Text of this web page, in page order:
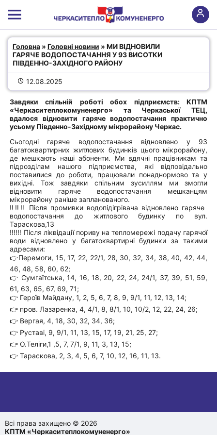
МИ ВІДНОВИЛИ ГАРЯЧЕ
ВОДОПОСТАЧАННЯ У 93 ВИСОТКИ
ПІВДЕННО-ЗАХІДНОГО РАЙОНУ
Головна » Головні новини » МИ ВІДНОВИЛИ
ГАРЯЧЕ ВОДОПОСТАЧАННЯ У 93 ВИСОТКИ
ПІВДЕННО-ЗАХІДНОГО РАЙОНУ
12.08.2025
Завдяки спільній роботі обох підприємств: КПТМ
«Черкаситеплокомуненерго» та Черкаської ТЕЦ,
вдалося відновити гаряче водопостачання практично
усьому Південно-Західному мікрорайону Черкас.
Сьогодні гаряче водопостачання відновлено у 93
багатоквартирних житлових будинків цього мікрорайону,
де мешкають наші абоненти. Ми вдячні працівникам та
підрозділам нашого підприємства, які відповідально
поставилися до роботи, працювали понаднормово та у
вихідні. Тож завдяки спільним зусиллям ми змогли
відновити гаряче водопостачання мешканцям
мікрорайону раніше запланованого.
‼️‼️‼️ Після промивки водопідігрівача відновлено гаряче
водопостачання до житлового будинку по вул.
Тараскова,13
‼️‼️‼️ Після ліквідації пориву на тепломережі подачу гарячої
води відновлено у багатоквартирні будинки за такими
адресами:
👉Перемоги, 15, 17, 22, 22/1, 28, 30, 32, 34, 38, 40, 42, 44,
46, 48, 58, 60, 62;
👉 Сумгаїтська, 14, 16, 18, 20, 22, 24, 24/1, 37, 39, 51, 59,
61, 63, 65, 67, 69, 71;
👉 Героїв Майдану, 1, 2, 5, 6, 7, 8, 9, 9/1, 11, 12, 13, 14;
👉 пров. Лазаренка, 4, 4/1, 8, 8/1, 10, 10/2, 12, 22, 24, 26;
👉 Вергая, 4, 18, 30, 32, 34, 36;
👉 Руставі, 9, 9/1, 11, 13, 15, 17, 19, 21, 25, 27;
👉 О.Теліги,1 ,5, 7, 7/1, 9, 11, 3, 13, 15;
👉 Тараскова, 2, 3, 4, 5, 6, 7, 10, 12, 16, 11, 13.
Всі права захищено © 2026
КПТМ «Черкаситеплокомуненерго»